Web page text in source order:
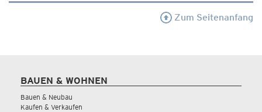
Zum Seitenanfang
BAUEN & WOHNEN
Bauen & Neubau
Kaufen & Verkaufen